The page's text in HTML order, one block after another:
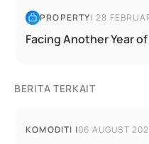
PROPERTY|28
Facing Another Year
BERITA TERKAIT
KOMODITI |06 AUGUST